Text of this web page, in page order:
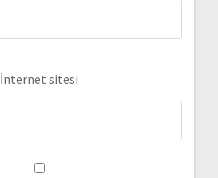
İnternet sitesi